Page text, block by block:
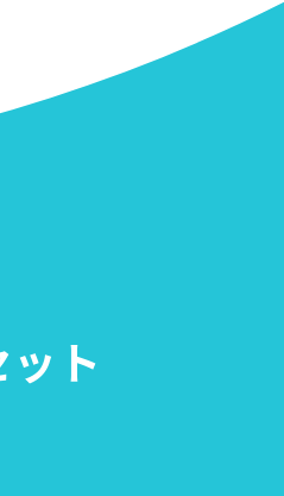
ト